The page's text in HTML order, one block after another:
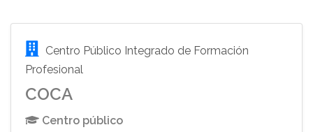
Centro Público Integrado de Formación
Profesional
COCA
Centro público